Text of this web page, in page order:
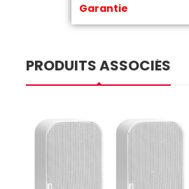
Garantie
PRODUITS ASSOCIÉS